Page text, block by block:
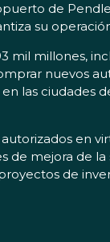
de
su
mil millones,
nuevos
las ciudades
en
mejora de
de